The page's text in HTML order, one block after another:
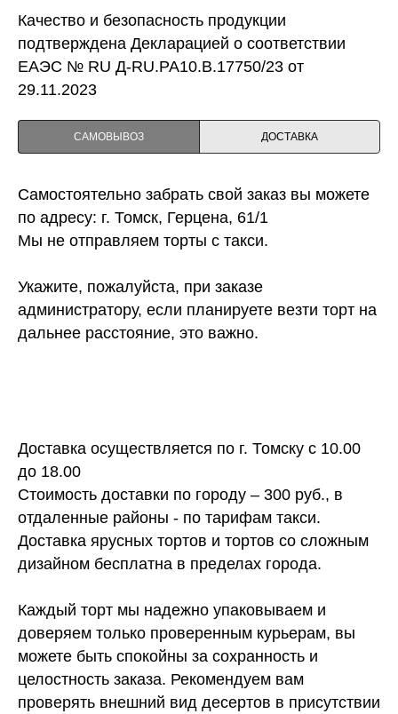
Качество и безопасность продукции
подтверждена Декларацией о соответствии
ЕАЭС № RU Д-RU.PA10.B.17750/23 от
29.11.2023
САМОВЫВОЗ ДОСТАВКА
Самостоятельно забрать свой заказ вы можете
по адресу: г. Томск, Герцена, 61/1
Мы не отправляем торты с такси.
Укажите, пожалуйста, при заказе
администратору, если планируете везти торт на
дальнее расстояние, это важно.
Доставка осуществляется по г. Томску с 10.00
до 18.00
Стоимость доставки по городу – 300 руб., в
отдаленные районы - по тарифам такси.
Доставка ярусных тортов и тортов со сложным
дизайном бесплатна в пределах города.
Каждый торт мы надежно упаковываем и
доверяем только проверенным курьерам, вы
можете быть спокойны за сохранность и
целостность заказа. Рекомендуем вам
проверять внешний вид десертов в присутствии